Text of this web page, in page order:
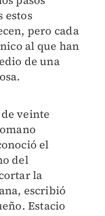
estos
pero cada
al que han
de una
veinte
el
del
la
escribió
Estacio